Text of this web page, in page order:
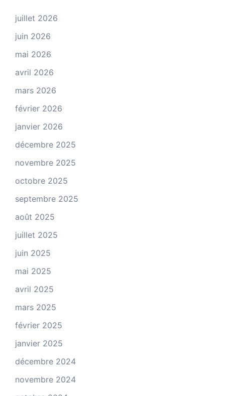
juillet 2026
juin 2026
mai 2026
avril 2026
mars 2026
février 2026
janvier 2026
décembre 2025
novembre 2025
octobre 2025
septembre 2025
août 2025
juillet 2025
juin 2025
mai 2025
avril 2025
mars 2025
février 2025
janvier 2025
décembre 2024
novembre 2024